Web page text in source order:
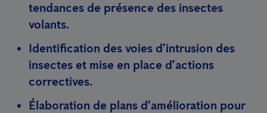
tendances de présence des insectes
volants.
Identification des voies d’intrusion des
insectes et mise en place d’actions
correctives.
Élaboration de plans d’amélioration pour